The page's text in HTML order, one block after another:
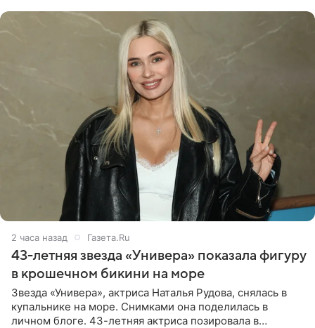
2 часа назад Газета.Ru
43-летняя звезда «Универа» показала фигуру
в крошечном бикини на море
Звезда «Универа», актриса Наталья Рудова, снялась в
купальнике на море. Снимками она поделилась в
личном блоге. 43-летняя актриса позировала в